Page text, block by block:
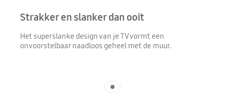
Strakker en slanker dan ooit
Het superslanke design van je TV vormt een
onvoorstelbaar naadloos geheel met de muur.